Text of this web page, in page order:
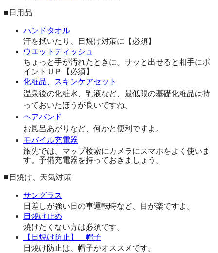
■日用品
ハンドタオル
汗を拭いたり、日焼け対策に【必須】
ウエットティッシュ
ちょっと手が汚れたときに。サッと出せると相手にポ
イントＵＰ【必須】
化粧品、スキンケアセット
温泉後の化粧水、乳液など、最低限の基礎化粧品は持
っておいたほうが良いですね。
ヘアバンド
お風呂あがりなど、何かと便利ですよ。
モバイル充電器
旅先では、マップ検索にカメラにスマホをよく使いま
す。予備充電器を持っておきましょう。
■日焼け、天気対策
サングラス
日差しが強い日の車運転時など、目が楽ですよ。
日焼け止め
焼けたくない方は必須です。
【日焼け防止】 帽子
日焼け防止は、帽子がオススメです。